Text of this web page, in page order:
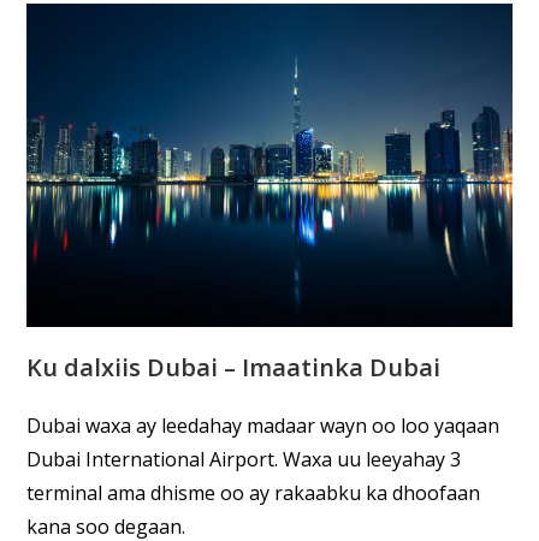
Ku dalxiis Dubai – Imaatinka Dubai
Dubai waxa ay leedahay madaar wayn oo loo yaqaan
Dubai International Airport. Waxa uu leeyahay 3
terminal ama dhisme oo ay rakaabku ka dhoofaan
kana soo degaan.